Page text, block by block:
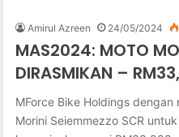
Amirul Azreen 24/05/2024
MAS2024: MOTO
DIRASMIKAN –
MForce Bike Holdings
Morini Seiemmezzo SCR